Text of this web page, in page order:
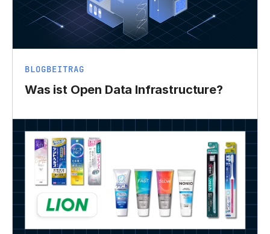
BLOGBEITRAG
Was ist Open Data Infrastructure?